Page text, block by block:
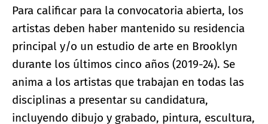
Para calificar para la convocatoria abierta, los
artistas deben haber mantenido su residencia
principal y/o un estudio de arte en Brooklyn
durante los últimos cinco años (2019-24). Se
anima a los artistas que trabajan en todas las
disciplinas a presentar su candidatura,
incluyendo dibujo y grabado, pintura, escultura,